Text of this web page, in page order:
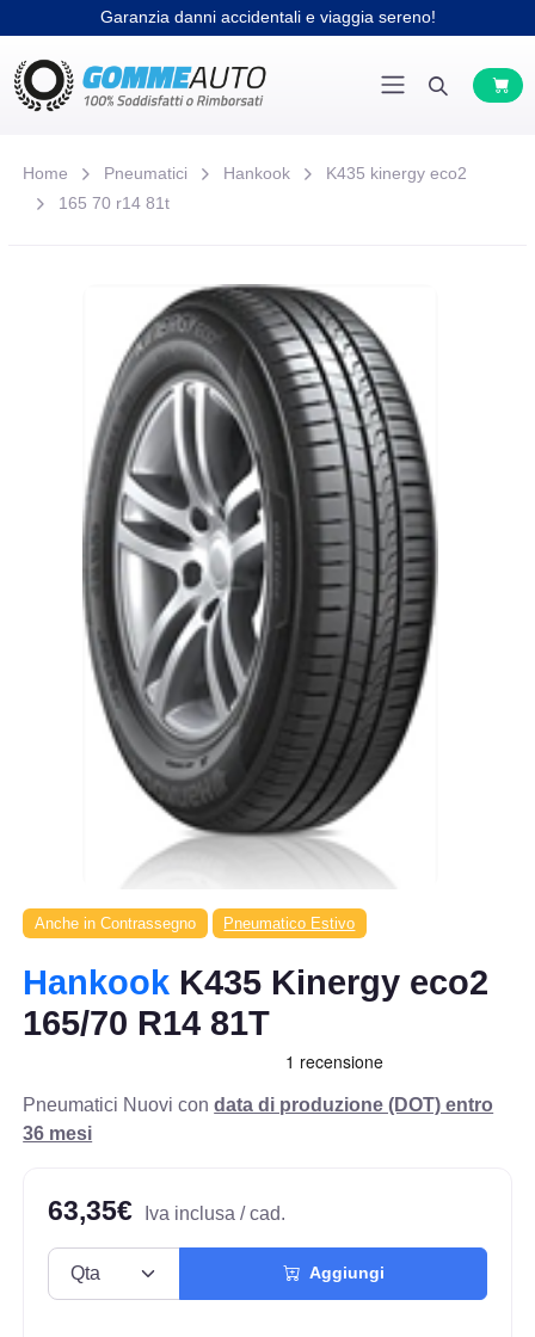
Garanzia danni accidentali e viaggia sereno!
Home Pneumatici Hankook
K435 kinergy eco2
165 70 r14 81t
Anche in Contrassegno Pneumatico Estivo
Hankook K435 Kinergy eco2
165/70 R14 81T
Pneumatici Nuovi condata di produzione (DOT) entro
36 mesi
63,35€ Iva inclusa / cad.
Aggiungi